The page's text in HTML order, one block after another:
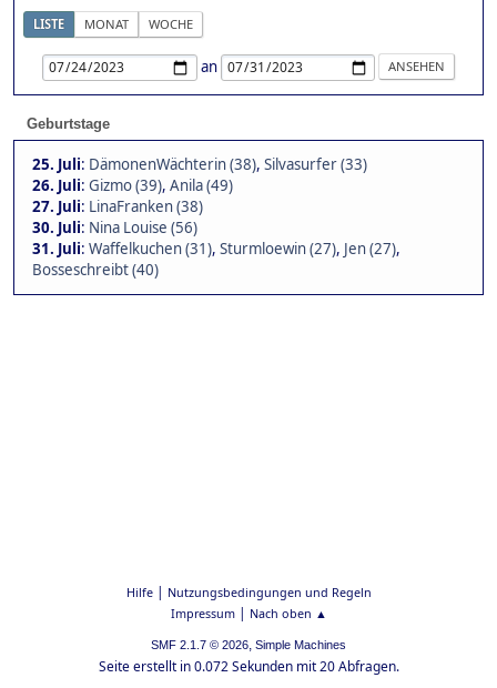
LISTE MONAT WOCHE
an
Geburtstage
25. Juli: DämonenWächterin (38), Silvasurfer (33)
26. Juli: Gizmo (39), Anila (49)
27. Juli: LinaFranken (38)
30. Juli: Nina Louise (56)
31. Juli: Waffelkuchen (31), Sturmloewin (27), Jen (27),
Bosseschreibt (40)
Hilfe| Nutzungsbedingungen und Regeln
Impressum| Nach oben ▲
SMF 2.1.7 © 2026, Simple Machines
Seite erstellt in 0.072 Sekunden mit 20 Abfragen.